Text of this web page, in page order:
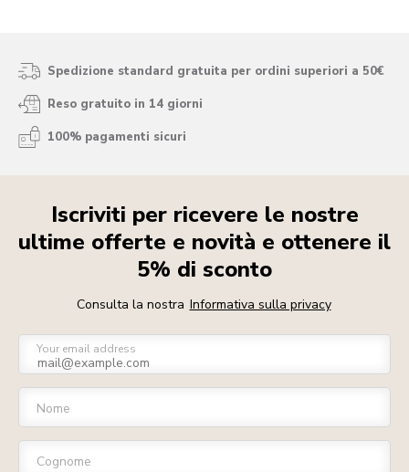
Spedizione standard gratuita per ordini superiori a 50€
Reso gratuito in 14 giorni
100% pagamenti sicuri
Iscriviti per ricevere le nostre
ultime offerte e novità e ottenere il
5% di sconto
Consulta la nostra Informativa sulla privacy
Your email address
Nome
Cognome